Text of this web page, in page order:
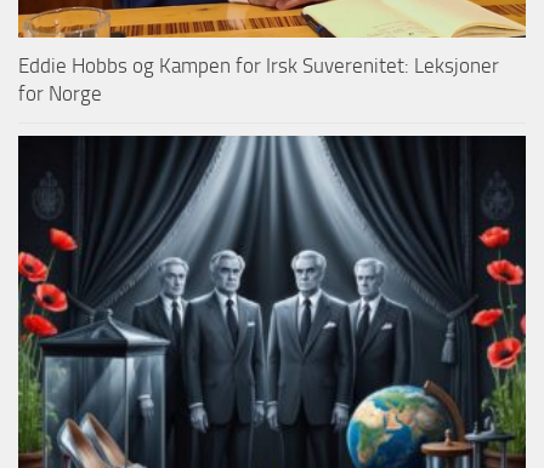
Eddie Hobbs og Kampen for Irsk Suverenitet: Leksjoner
for Norge